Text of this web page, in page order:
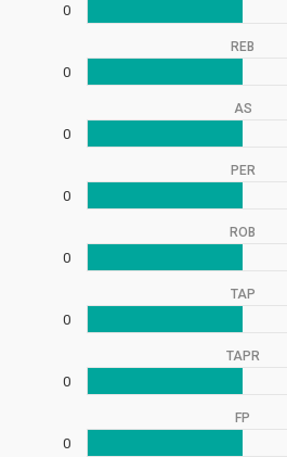
0
REB
0
AS
0
PER
0
ROB
0
TAP
0
TAPR
0
FP
0